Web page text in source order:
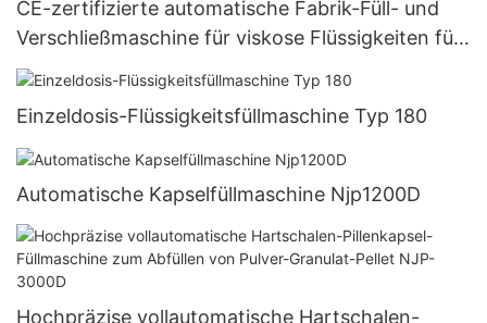
CE-zertifizierte automatische Fabrik-Füll- und
Verschließmaschine für viskose Flüssigkeiten für
Honigsirup 240 P10
Einzeldosis-Flüssigkeitsfüllmaschine Typ 180
Automatische Kapselfüllmaschine Njp1200D
Hochpräzise vollautomatische Hartschalen-